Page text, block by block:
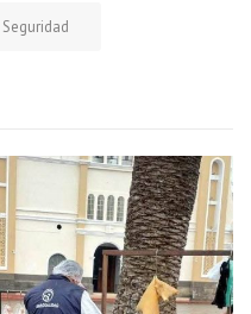
Seguridad